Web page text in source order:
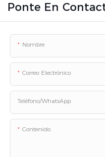
Ponte En
Nombre
Correo Electrónico
Teléfono/WhatsApp
Contenido